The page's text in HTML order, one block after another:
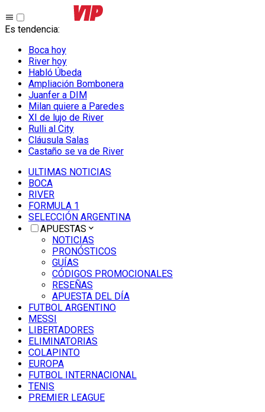
Es tendencia:
Boca hoy
River hoy
Habló Úbeda
Ampliación Bombonera
Juanfer a DIM
Milan quiere a Paredes
XI de lujo de River
Rulli al City
Cláusula Salas
Castaño se va de River
ULTIMAS NOTICIAS
BOCA
RIVER
FORMULA 1
SELECCIÓN ARGENTINA
APUESTAS
NOTICIAS
PRONÓSTICOS
GUÍAS
CÓDIGOS PROMOCIONALES
RESEÑAS
APUESTA DEL DÍA
FUTBOL ARGENTINO
MESSI
LIBERTADORES
ELIMINATORIAS
COLAPINTO
EUROPA
FUTBOL INTERNACIONAL
TENIS
PREMIER LEAGUE